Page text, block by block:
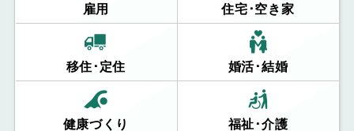
雇用 住宅･空き家
移住･定住 婚活･結婚
健康づくり 福祉･介護